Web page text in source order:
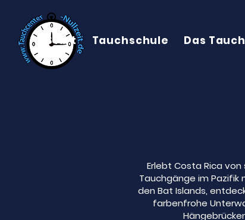
Start Tauchschule Das
Erlebt Costa Rica
Tauchgänge im
den Bat Islands,
farbenfrohe